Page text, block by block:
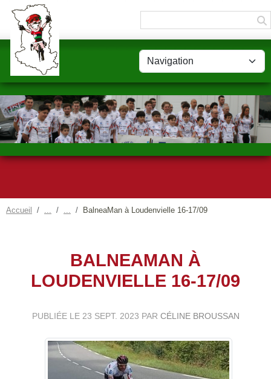
Accueil BalneaMan à Loudenvielle 16-17/09
BALNEAMAN À
LOUDENVIELLE 16-17/09
PUBLIÉE LE 23 SEPT. 2023 PAR CÉLINE BROUSSAN
Panneau de gestion des cookies